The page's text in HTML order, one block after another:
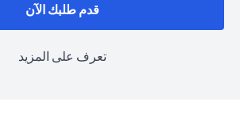
قدم طلبك الآن
تعرف على المزيد